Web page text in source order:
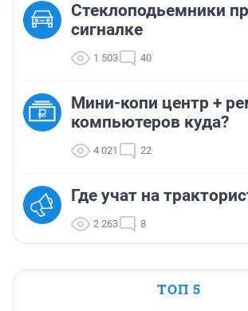
Стеклоподьемники
сигналке
1 503 40
Мини-копи центр +
компьютеров куда?
4 021 22
Где учат на
2 263 8
ТОП 5